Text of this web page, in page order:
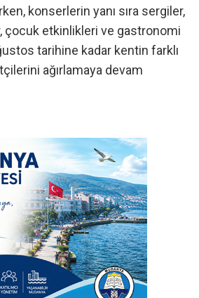
konserlerin yanı sıra sergiler,
çocuk etkinlikleri ve gastronomi
tarihine kadar kentin farklı
ağırlamaya devam